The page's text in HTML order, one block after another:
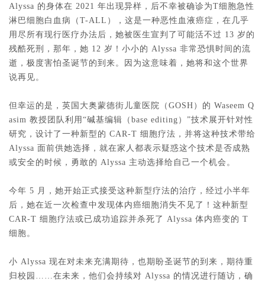
Alyssa 的身体在 2021 年出现异样，后不幸被确诊为T细胞急性
淋巴细胞白血病（T-ALL），这是一种恶性血液癌症，在几乎
用尽所有现行医疗办法后，她被医生宣判了可能活不过 13 岁的
残酷死刑，那年，她 12 岁！小小的 Alyssa 非常恐惧时间的流
逝，极度害怕圣诞节的到来。因为这意味着，她将和这个世界
说再见。
但幸运的是，英国大奥蒙德街儿童医院（GOSH）的 Waseem Q
asim 教授团队利用“碱基编辑（base editing）”技术展开针对性
研究，设计了一种新型的 CAR-T 细胞疗法，并将这种技术带给
Alyssa 面前供她选择，就在家人都表示疑惑这个技术是否成熟
或安全的时候，勇敢的 Alyssa 主动选择给自己一个机会。
今年 5 月，她开始正式接受这种新型疗法的治疗，经过小半年
后，她在近一次检查中发现体内癌细胞消失不见了！这种新型
CAR-T 细胞疗法或已成功追踪并杀死了 Alyssa 体内癌变的 T
细胞。
小 Alyssa 现在对未来充满期待，也期盼圣诞节的到来，期待重
归校园……在未来，他们会持续对 Alyssa 的情况进行随访，确